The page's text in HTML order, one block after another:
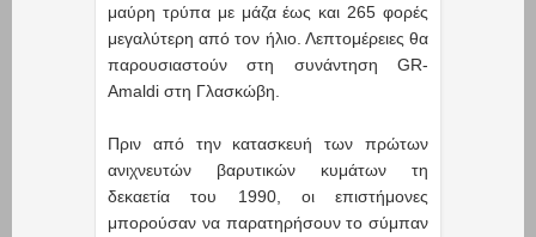
μαύρη τρύπα με μάζα έως και 265 φορές
μεγαλύτερη από τον ήλιο. Λεπτομέρειες θα
παρουσιαστούν στη συνάντηση GR-
Amaldi στη Γλασκώβη.
Πριν από την κατασκευή των πρώτων
ανιχνευτών βαρυτικών κυμάτων τη
δεκαετία του 1990, οι επιστήμονες
μπορούσαν να παρατηρήσουν το σύμπαν